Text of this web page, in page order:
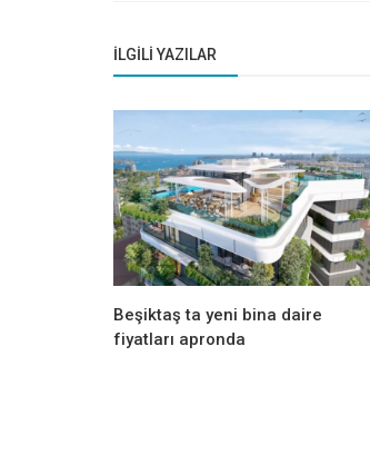
İLGILI YAZILAR
Beşiktaş ta yeni bina daire
fiyatları apronda